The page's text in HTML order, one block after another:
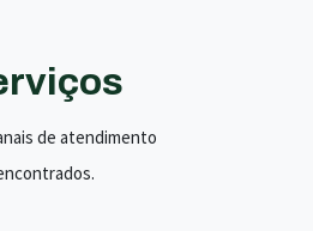
de atendimento